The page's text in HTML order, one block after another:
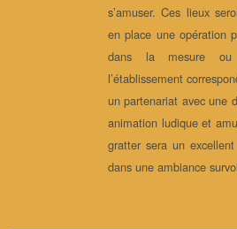
s’amuser. Ces lieux
en place une opération
dans la mesure
l’établissement
un partenariat avec une
animation ludique et
gratter sera un
dans une ambiance